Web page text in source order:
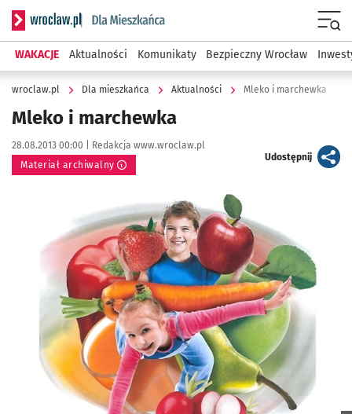
Serwis informacyjny wroclaw.pl podserwis: Dla mieszkańca
WAKACJE Aktualności Komunikaty Bezpieczny Wrocław
wroclaw.pl Dla mieszkańca Aktualności Mleko i marchewka
Mleko i marchewka
Data publikacji:
28.08.2013 00:00 | Autor:
Redakcja www.wroclaw.pl
Materiał archiwalny
Udostępnijartykuł